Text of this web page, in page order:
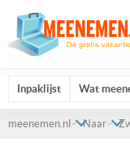
Inpaklijst Wat
meenemen.nl Naar